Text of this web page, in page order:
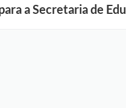
a Secretaria de